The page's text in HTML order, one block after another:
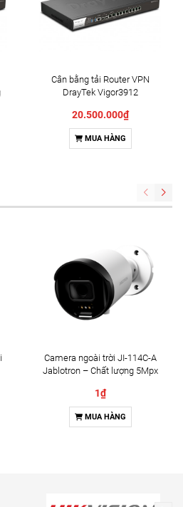
Cân bằng tải Router VPN
DrayTek Vigor3912
20.500.000₫
MUA HÀNG
Camera ngoài trời JI-114C-A
Jablotron – Chất lượng 5Mpx
1₫
MUA HÀNG